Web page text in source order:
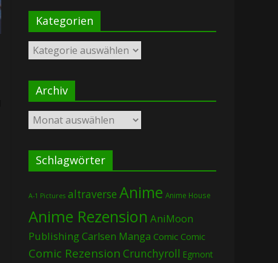
Kategorien
Kategorien
Archiv
Archiv
Schlagwörter
A-1 Pictures altraverse Anime Anime House
Anime Rezension AniMoon
PublishingCarlsen Manga Comic Comic
Comic Rezension Crunchyroll Egmont